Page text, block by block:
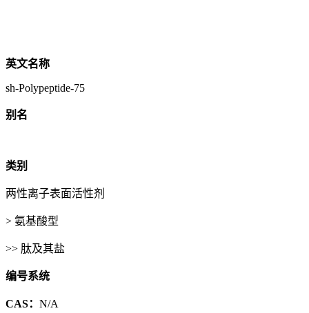
英文名称
sh-Polypeptide-75
别名
类别
两性离子表面活性剂
> 氨基酸型
>> 肽及其盐
编号系统
CAS： N/A